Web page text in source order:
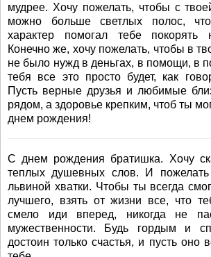
мудрее. Хочу пожелать, чтобы с
можно больше светлых полос,
характер помогал тебе
Конечно же, хочу пожелать, чтобы в
не было нужд в деньгах, в помощи, в
тебя все это просто будет, как
Пусть верные друзья и любимые
рядом, а здоровье крепким, чтоб ты
днем рождения!
С днем рождения братишка. Хочу
теплых душевных слов. И
львиной хватки. Чтобы ты всегда
лучшего, взять от жизни все, что
смело иди вперед, никогда не
мужественности. Будь гордым и
достоин только счастья, и пусть оно